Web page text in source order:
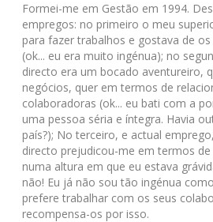
Formei-me em Gestão em 1994.
empregos: no primeiro o meu
para fazer trabalhos e gostava de os
(ok... eu era muito ingénua); no
directo era um bocado aventureiro,
negócios, quer em termos de
colaboradoras (ok... eu bati com a
uma pessoa séria e íntegra. Havia
país?); No terceiro, e actual
directo prejudicou-me em termos
numa altura em que eu estava
não! Eu já não sou tão ingénua
prefere trabalhar com os seus
recompensa-os por isso.